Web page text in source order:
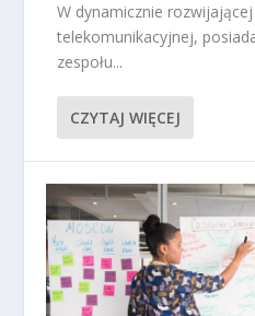
W dynamicznie
telekomunikacyjnej,
zespołu...
CZYTAJ WIĘCEJ